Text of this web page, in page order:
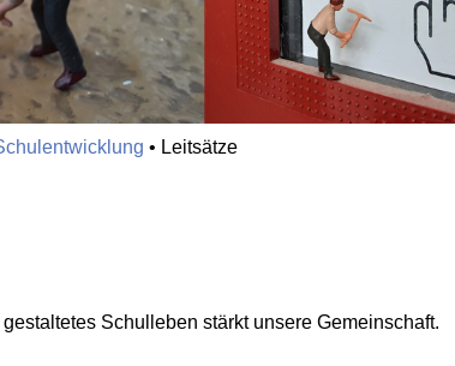
• Leit­sät­ze
Schul­le­ben stärkt un­se­re Ge­mein­schaft.